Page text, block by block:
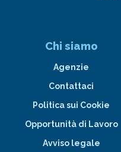
Chi siamo
Agenzie
Contattaci
Politica sui Cookie
Opportunità di Lavoro
Avviso legale